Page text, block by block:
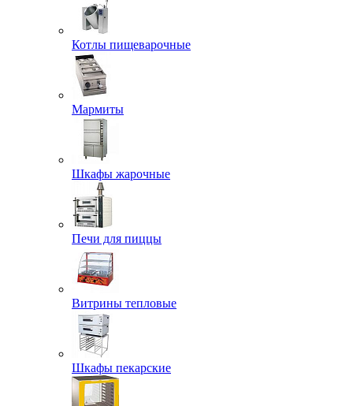
Котлы пищеварочные
Мармиты
Шкафы жарочные
Печи для пиццы
Витрины тепловые
Шкафы пекарские